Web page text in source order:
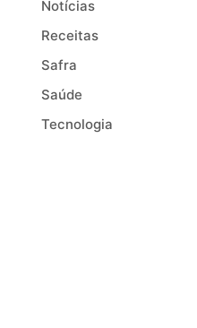
Notícias
Receitas
Safra
Saúde
Tecnologia